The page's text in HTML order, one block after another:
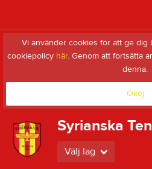
Vi använder cookies för att ge dig
cookiepolicy här. Genom att fortsätta
denna.
Okej
Syrianska
Välj lag